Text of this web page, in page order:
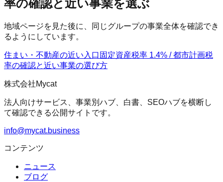
率の確認と近い事業を選ぶ
地域ページを見た後に、同じグループの事業全体を確認でき
るようにしています。
住まい・不動産の近い入口 固定資産税率 1.4% / 都市計画税
率の確認と近い事業の選び方
株式会社Mycat
法人向けサービス、事業別ハブ、白書、SEOハブを横断し
て確認できる公開サイトです。
info@mycat.business
コンテンツ
ニュース
ブログ